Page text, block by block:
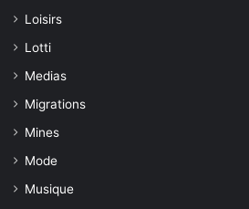
Loisirs
Lotti
Medias
Migrations
Mines
Mode
Musique